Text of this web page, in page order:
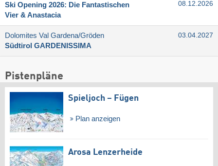
Ski Opening 2026: Die Fantastischen
Vier & Anastacia
08.12.2026
Dolomites Val Gardena/​Gröden
Südtirol GARDENISSIMA
03.04.2027
Pistenpläne
Spieljoch – Fügen
Plan anzeigen
Arosa Lenzerheide